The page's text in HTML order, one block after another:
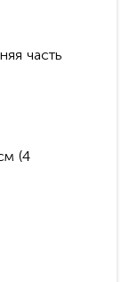
часть
(4